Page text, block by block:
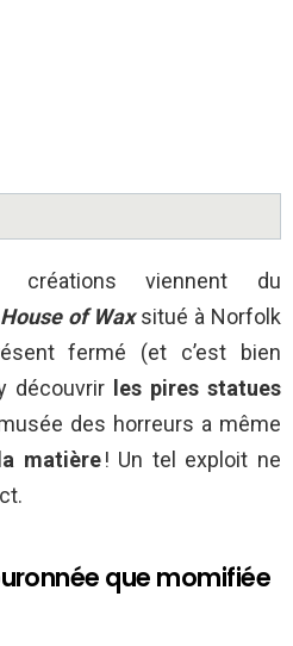
créations viennent du
of Wax situé à Norfolk
fermé (et c’est bien
découvrir les pires statues
des horreurs a même
matière! Un tel exploit ne
que momifiée